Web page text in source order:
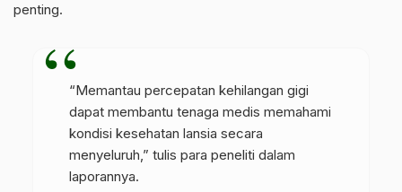
penting.
“Memantau percepatan kehilangan gigi
dapat membantu tenaga medis memahami
kondisi kesehatan lansia secara
menyeluruh,” tulis para peneliti dalam
laporannya.